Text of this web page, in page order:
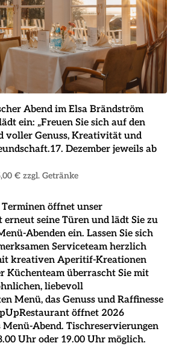
Abend im Elsa Brändström
ein: „Freuen Sie sich auf den
voller Genuss, Kreativität und
17. Dezember jeweils ab
€ zzgl. Getränke
öffnet unser
erneut seine Türen und lädt Sie zu
Abenden ein. Lassen Sie sich
Serviceteam herzlich
kreativen Aperitif-Kreationen
Küchenteam überrascht Sie mit
liebevoll
Menü, das Genuss und Raffinesse
öffnet 2026
Abend. Tischreservierungen
Uhr oder 19.00 Uhr möglich.